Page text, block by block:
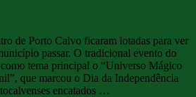
de Porto Calvo ficaram lotadas para ver
passar. O tradicional evento do
tema principal o “Universo Mágico
que marcou o Dia da Independência
encatados …